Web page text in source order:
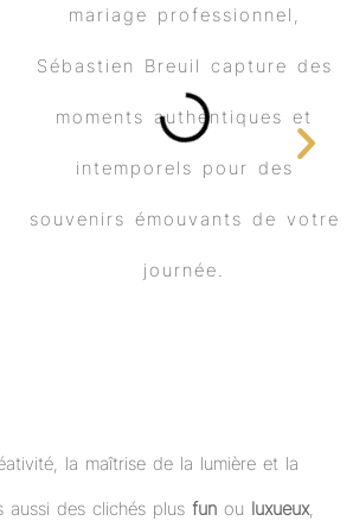
la maîtrise de la lumière et la
aussi des clichés plus fun ou luxueux,